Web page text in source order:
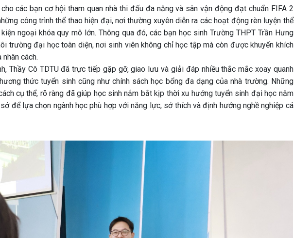
các bạn cơ hội tham quan nhà thi đấu đa năng và sân vận động đạt chuẩn FIFA 2
công trình thể thao hiện đại, nơi thường xuyên diễn ra các hoạt động rèn luyện thể
ngoại khóa quy mô lớn. Thông qua đó, các bạn học sinh Trường THPT Trần Hưng
trường đại học toàn diện, nơi sinh viên không chỉ học tập mà còn được khuyến khích
cách.
Thầy Cô TDTU đã trực tiếp gặp gỡ, giao lưu và giải đáp nhiều thắc mắc xoay quanh
thức tuyển sinh cũng như chính sách học bổng đa dạng của nhà trường. Những
cụ thể, rõ ràng đã giúp học sinh nắm bắt kịp thời xu hướng tuyển sinh đại học năm
để lựa chọn ngành học phù hợp với năng lực, sở thích và định hướng nghề nghiệp cá